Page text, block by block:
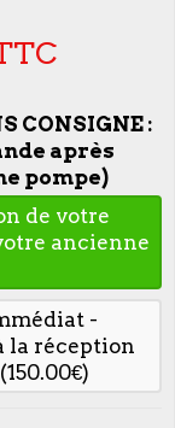
CONSIGNE :
après
pompe)
de votre
ancienne
-
la réception